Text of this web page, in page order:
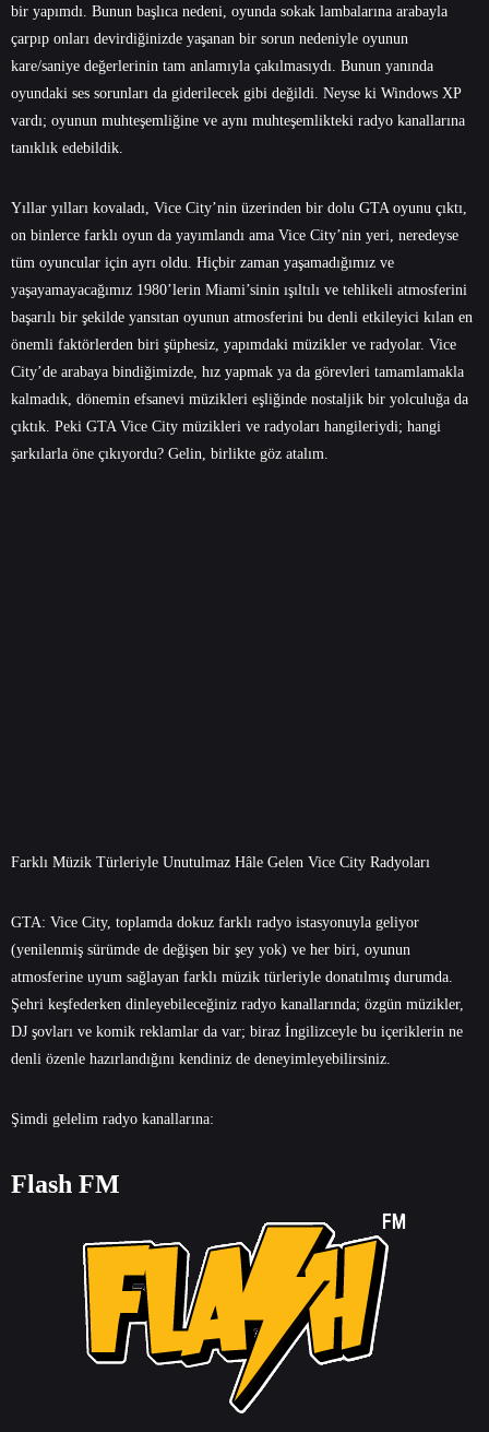
bir yapımdı. Bunun başlıca nedeni, oyunda sokak lambalarına arabayla
çarpıp onları devirdiğinizde yaşanan bir sorun nedeniyle oyunun
kare/saniye değerlerinin tam anlamıyla çakılmasıydı. Bunun yanında
oyundaki ses sorunları da giderilecek gibi değildi. Neyse ki Windows XP
vardı; oyunun muhteşemliğine ve aynı muhteşemlikteki radyo kanallarına
tanıklık edebildik.
Yıllar yılları kovaladı, Vice City’nin üzerinden bir dolu GTA oyunu çıktı,
on binlerce farklı oyun da yayımlandı ama Vice City’nin yeri, neredeyse
tüm oyuncular için ayrı oldu. Hiçbir zaman yaşamadığımız ve
yaşayamayacağımız 1980’lerin Miami’sinin ışıltılı ve tehlikeli atmosferini
başarılı bir şekilde yansıtan oyunun atmosferini bu denli etkileyici kılan en
önemli faktörlerden biri şüphesiz, yapımdaki müzikler ve radyolar. Vice
City’de arabaya bindiğimizde, hız yapmak ya da görevleri tamamlamakla
kalmadık, dönemin efsanevi müzikleri eşliğinde nostaljik bir yolculuğa da
çıktık. Peki GTA Vice City müzikleri ve radyoları hangileriydi; hangi
şarkılarla öne çıkıyordu? Gelin, birlikte göz atalım.
Farklı Müzik Türleriyle Unutulmaz Hâle Gelen Vice City Radyoları
GTA: Vice City, toplamda dokuz farklı radyo istasyonuyla geliyor
(yenilenmiş sürümde de değişen bir şey yok) ve her biri, oyunun
atmosferine uyum sağlayan farklı müzik türleriyle donatılmış durumda.
Şehri keşfederken dinleyebileceğiniz radyo kanallarında; özgün müzikler,
DJ şovları ve komik reklamlar da var; biraz İngilizceyle bu içeriklerin ne
denli özenle hazırlandığını kendiniz de deneyimleyebilirsiniz.
Şimdi gelelim radyo kanallarına:
Flash FM